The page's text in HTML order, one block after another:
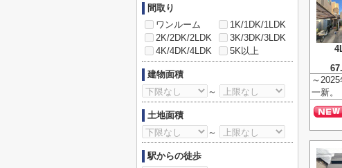
～
一新。
間取り
ワンルーム
1K/1DK/1LDK
2K/2DK/2LDK
3K/3DK/3LDK
4K/4DK/4LDK
5K以上
建物面積
～
土地面積
～
駅からの徒歩